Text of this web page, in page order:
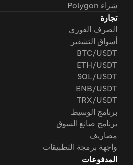
شراء Polygon
تجارة
الصرف الفوري
أسواق التشفير
BTC/USDT
ETH/USDT
SOL/USDT
BNB/USDT
TRX/USDT
برنامج الوسيط
برنامج صانع السوق
مصاريف
واجهة برمجة التطبيقات
المدفوعات